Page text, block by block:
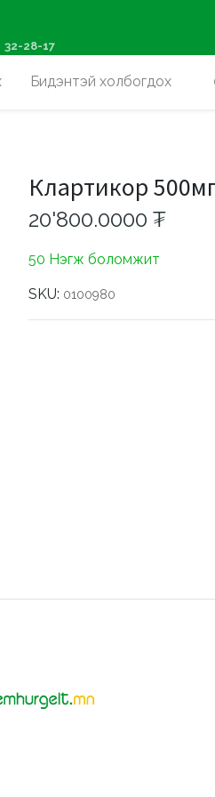
авалтад
32-28-17
Бидэнтэй холбогдох
Клартикор
20'800.0000 ₮
50 Нэгж боломжит
SKU: 0100980